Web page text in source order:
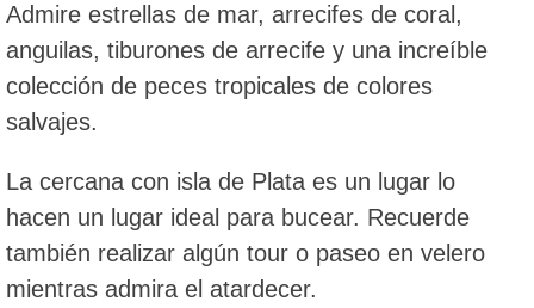
Admire estrellas de mar, arrecifes de coral,
anguilas, tiburones de arrecife y una increíble
colección de peces tropicales de colores
salvajes.
La cercana con isla de Plata es un lugar lo
hacen un lugar ideal para bucear. Recuerde
también realizar algún tour o paseo en velero
mientras admira el atardecer.